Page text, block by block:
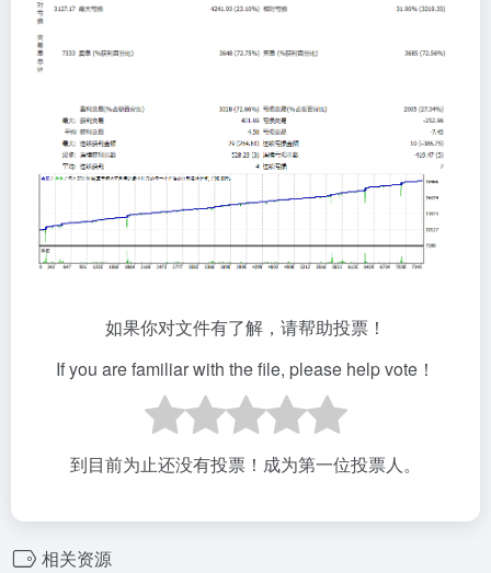
如果你对文件有了解，请帮助投票！
If you are familiar with the file, please help vote！
到目前为止还没有投票！成为第一位投票人。
相关资源